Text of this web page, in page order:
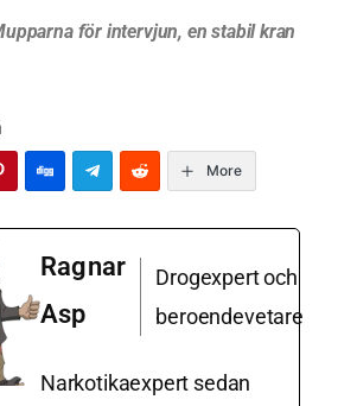
för intervjun, en stabil kran
More
Ragnar
Asp
Drogexpert och
beroendevetare
Narkotikaexpert sedan